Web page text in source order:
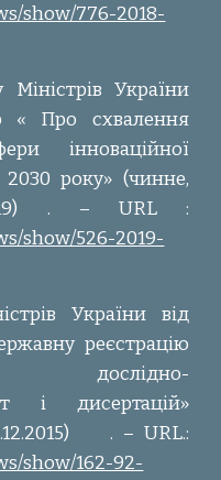
show/776-2018-
України
« Про схвалення
інноваційної
року» (чинне,
. – URL :
show/526-2019-
України від
реєстрацію
дослідно-
і дисертацій»
. – URL.:
show/162-92-